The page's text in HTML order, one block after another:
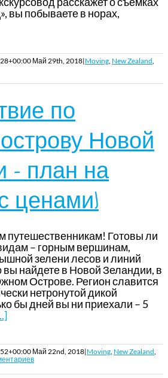
вы побываете в норах,
Май 29th, 2018|Moving, New Zealand,
по
Новой
план на
ценами)
путешественникам! Готовы ли
– горным вершинам,
зелени лесов и линий
вы найдете в Новой Зеландии, в
Острове. Регион славится
нетронутой дикой
бы дней вы ни приехали – 5
Май 22nd, 2018|Moving, New Zealand,